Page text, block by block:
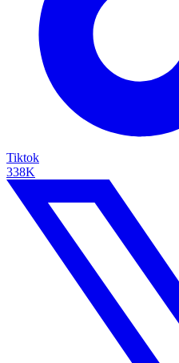
Tiktok
338K